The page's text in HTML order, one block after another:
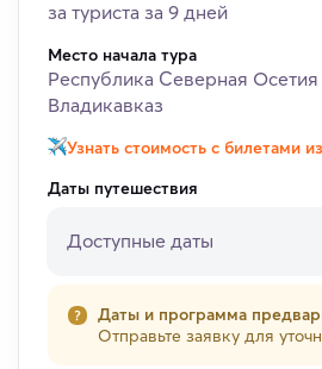
за туриста за 9 дней
Место начала тура
Республика Северная
Владикавказ
Узнать стоимость с билетами
Даты путешествия
Доступные даты
Даты и программа
Отправьте заявку для